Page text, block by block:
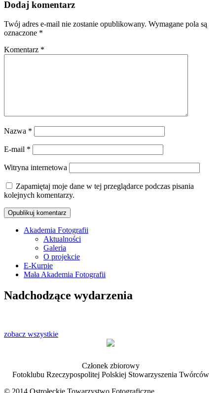
Dodaj komentarz
Twój adres e-mail nie zostanie opublikowany. Wymagane pola są
oznaczone *
Komentarz *
Nazwa *
E-mail *
Witryna internetowa
Zapamiętaj moje dane w tej przeglądarce podczas pisania
kolejnych komentarzy.
Oficjalna strona internetowa
Ostrołęckiego Towarzystwa
Fotograficznego
Akademia Fotografii
Aktualności
Galeria
O projekcie
E-Kurpie
Mała Akademia Fotografii
Nadchodzące wydarzenia
zobacz wszystkie
Członek zbiorowy
Fotoklubu Rzeczypospolitej Polskiej Stowarzyszenia Twórców
© 2014 Ostrołęckie Towarzystwo Fotograficzne